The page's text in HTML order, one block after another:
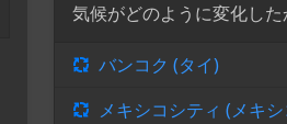
気候がどのように変化し
バンコク (タイ)
メキシコシティ (メキ